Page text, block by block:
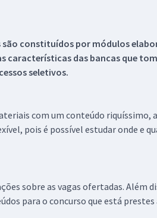
são constituídos por módulos
características das bancas que
seletivos.
com um conteúdo riquíssimo,
pois é possível estudar onde e
sobre as vagas ofertadas. Além
para o concurso que está prestes